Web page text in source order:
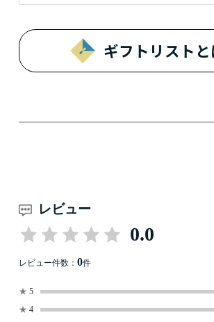
ギフトリストと
レビュー
0.0
レビュー件数： 0件
★ 5
★ 4